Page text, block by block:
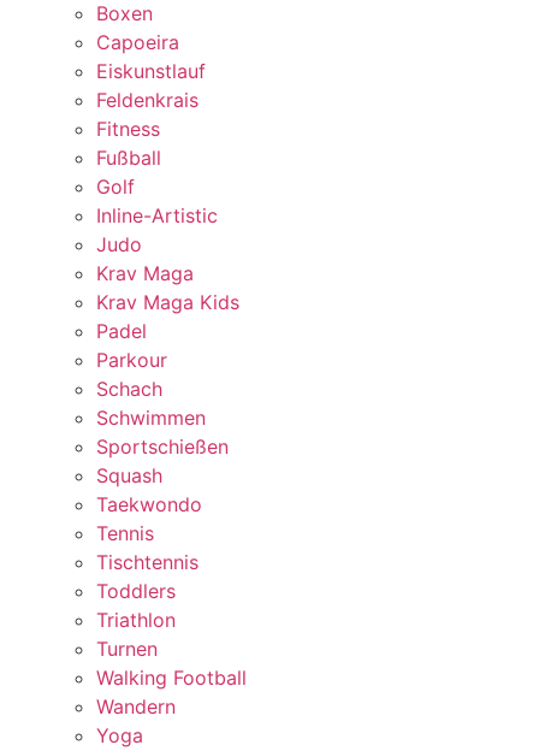
Boxen
Capoeira
Eiskunstlauf
Feldenkrais
Fitness
Fußball
Golf
Inline-Artistic
Judo
Krav Maga
Krav Maga Kids
Padel
Parkour
Schach
Schwimmen
Sportschießen
Squash
Taekwondo
Tennis
Tischtennis
Toddlers
Triathlon
Turnen
Walking Football
Wandern
Yoga